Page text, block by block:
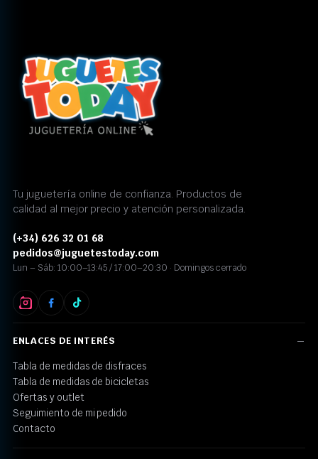
Tu juguetería online de confianza. Productos de
calidad al mejor precio y atención personalizada.
(+34) 626 32 01 68
pedidos@juguetestoday.com
Lun – Sáb: 10:00–13:45 / 17:00–20:30 · Domingos cerrado
ENLACES DE INTERÉS
Tabla de medidas de disfraces
Tabla de medidas de bicicletas
Ofertas y outlet
Seguimiento de mi pedido
Contacto